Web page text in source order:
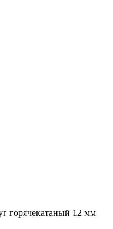
горячекатаный 12 мм